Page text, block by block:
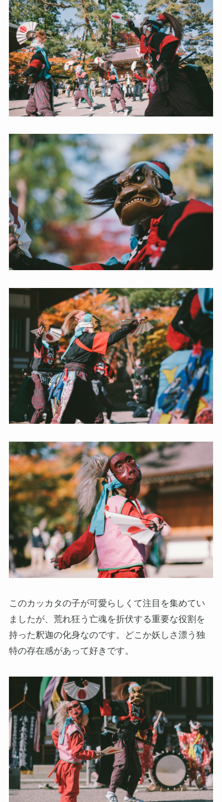
このカッカタの子が可愛らしくて注目を集めてい
ましたが、荒れ狂う亡魂を折伏する重要な役割を
持った釈迦の化身なのです。どこか妖しさ漂う独
特の存在感があって好きです。